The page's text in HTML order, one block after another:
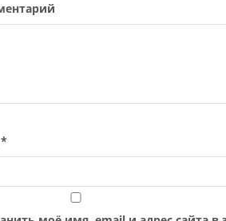
*